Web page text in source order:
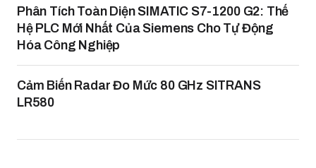
Phân Tích Toàn Diện SIMATIC S7-1200 G2: Thế
Hệ PLC Mới Nhất Của Siemens Cho Tự Động
Hóa Công Nghiệp
Cảm Biến Radar Đo Mức 80 GHz SITRANS
LR580